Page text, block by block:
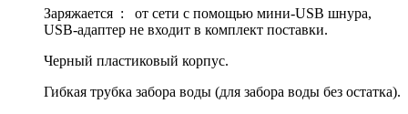
Заряжается : от сети с помощью мини-USB шнура,
USB-адаптер не входит в комплект поставки.
Черный пластиковый корпус.
Гибкая трубка забора воды (для забора воды без остатка).